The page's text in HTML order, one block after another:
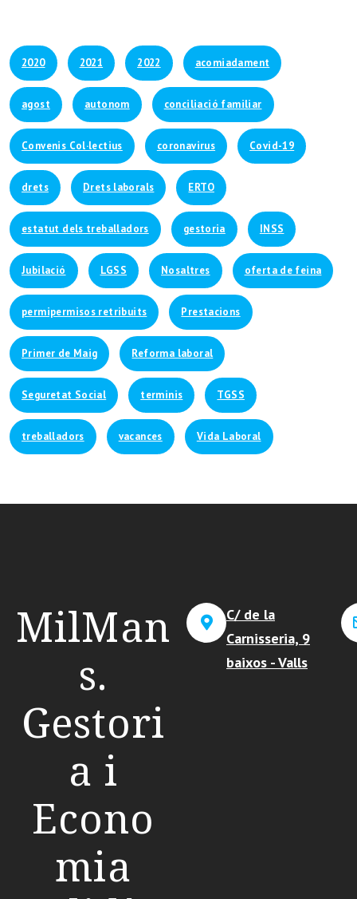
2020 2021 2022 acomiadament
agost autonom conciliació familiar
Convenis Col·lectius coronavirus Covid-19
drets Drets laborals ERTO
estatut dels treballadors gestoria INSS
Jubilació LGSS Nosaltres oferta de feina
permipermisos retribuits Prestacions
Primer de Maig Reforma laboral
Seguretat Social terminis TGSS
treballadors vacances Vida Laboral
MilMan
s.
Gestori
a i
Econo
mia
C/ de la
Carnisseria, 9
baixos - Valls